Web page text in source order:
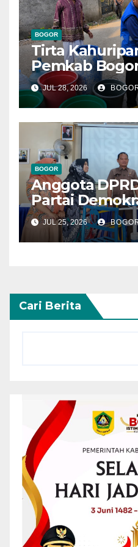
BOGOR
Tirta
Pemkab
Dampak
JUL 28, 2026
BOGOR
Anggota
Partai
Bantuan
Taman Kanak
JUL 25, 2026
Cari Berita